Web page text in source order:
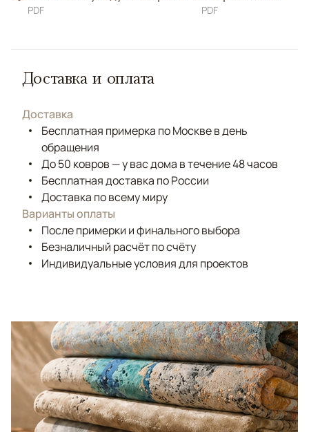
PDF PDF
Доставка и оплата
Доставка
Бесплатная примерка по Москве в день
обращения
До 50 ковров — у вас дома в течение 48 часов
Бесплатная доставка по России
Доставка по всему миру
Варианты оплаты
После примерки и финального выбора
Безналичный расчёт по счёту
Индивидуальные условия для проектов